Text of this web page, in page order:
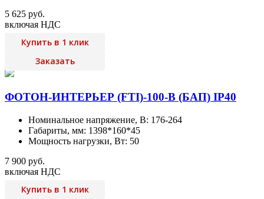
5 625 руб.
включая НДС
Купить в 1 клик
Заказать
ФОТОН-ИНТЕРЬЕР (FTI)-100-В (БАП) IP40
Номинальное напряжение, В: 176-264
Габариты, мм: 1398*160*45
Мощность нагрузки, Вт: 50
7 900 руб.
включая НДС
Купить в 1 клик